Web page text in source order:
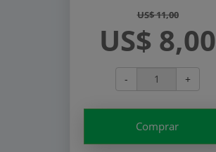
US$ 11,00
US$ 8,00
- +
Comprar